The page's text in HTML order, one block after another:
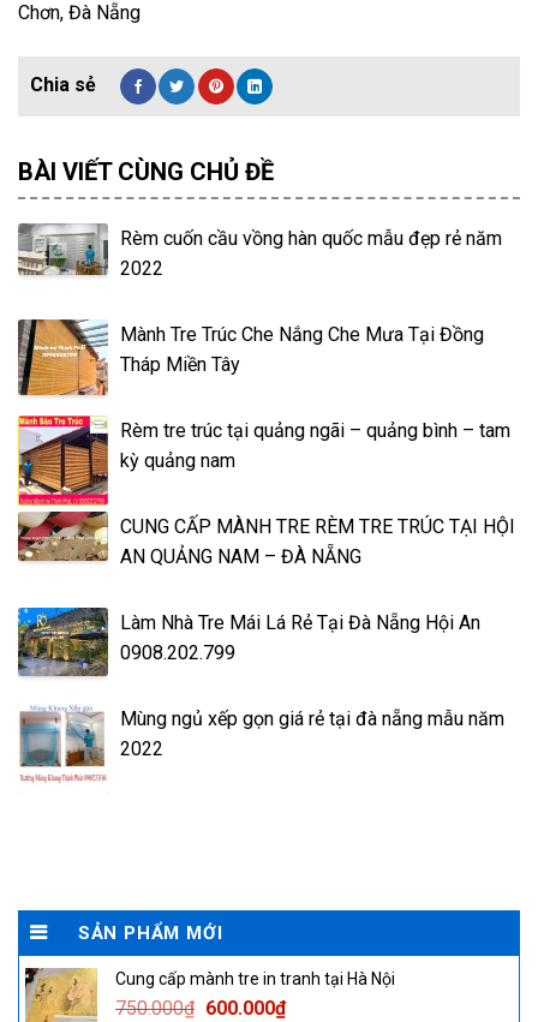
Chơn, Đà Nẵng
BÀI VIẾT CÙNG CHỦ ĐỀ
Rèm cuốn cầu vồng hàn quốc mẫu đẹp rẻ năm
2022
Mành Tre Trúc Che Nắng Che Mưa Tại Đồng
Tháp Miền Tây
Rèm tre trúc tại quảng ngãi – quảng bình – tam
kỳ quảng nam
CUNG CẤP MÀNH TRE RÈM TRE TRÚC TẠI HỘI
AN QUẢNG NAM – ĐÀ NẴNG
Làm Nhà Tre Mái Lá Rẻ Tại Đà Nẵng Hội An
0908.202.799
Mùng ngủ xếp gọn giá rẻ tại đà nẵng mẫu năm
2022
SẢN PHẨM MỚI
Cung cấp mành tre in tranh tại Hà Nội
750.000₫ Original
600.000₫Current